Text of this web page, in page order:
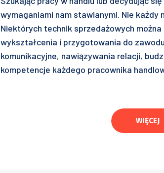
wymaganiami nam stawianymi. Nie
Niektórych technik sprzedażowych
wykształcenia i przygotowania do
komunikacyjne, nawiązywania relacji,
kompetencje każdego pracownika
WIĘCEJ